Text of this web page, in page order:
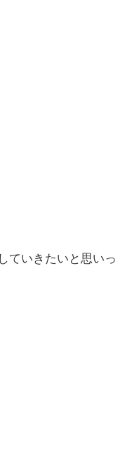
ていきたいと思いっ